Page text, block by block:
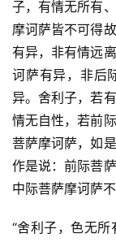
子，有情无所有
摩诃萨皆不可得
有异，非有情远
诃萨有异，非后
异。舍利子，若
情无自性，若前
菩萨摩诃萨，如
作是说：前际菩
中际菩萨摩诃萨不
“舍利子，色无所